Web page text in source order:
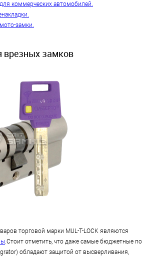
коммерческих автомобилей.
.
замки.
врезных замков
торговой марки MUL-T-LOCK являются
.Стоит отметить, что даже самые бюджетные по
обладают защитой от высверливания,